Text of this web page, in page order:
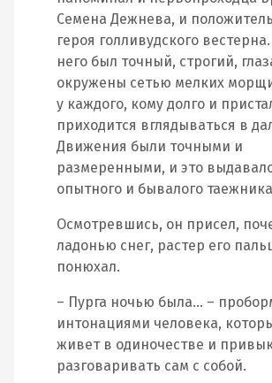
Семена Дежнева, и
героя голливудского
него был точный, строгий,
окружены сетью мелких
у каждого, кому долго и
приходится вглядываться в
Движения были точными и
размеренными, и это
опытного и бывалого
Осмотревшись, он присел,
ладонью снег, растер его
понюхал.
– Пурга ночью была… –
интонациями человека,
живет в одиночестве и
разговаривать сам с собой.